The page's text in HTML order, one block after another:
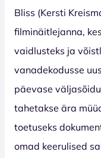
Bliss (Kersti
filminäitlejanna,
vaidlusteks ja
vanadekodusse
päevase
tahetakse ära
toetuseks
omad keerulised